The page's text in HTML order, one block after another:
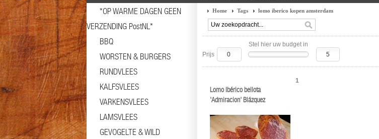
*OP WARME DAGEN GEEN
VERZENDING PostNL*
BBQ
WORSTEN & BURGERS
RUNDVLEES
KALFSVLEES
VARKENSVLEES
LAMSVLEES
GEVOGELTE & WILD
Home Tags lomo iberico kopen amsterdam
Stel hier uw budget in
Prijs
Lomo Ibérico bellota
'Admiracion' Blázquez
1